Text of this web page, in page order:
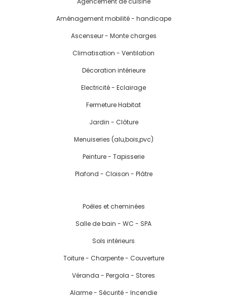
Aménagement mobilité - handicape
Ascenseur - Monte charges
Climatisation - Ventilation
Décoration intérieure
Electricité - Eclairage
Fermeture Habitat
Jardin - Clôture
Menuiseries (alu,bois,pvc)
Peinture - Tapisserie
Plafond - Cloison - Plâtre
Poêles et cheminées
Salle de bain - WC - SPA
Sols intérieurs
Toiture - Charpente - Couverture
Véranda - Pergola - Stores
Alarme - Sécurité - Incendie